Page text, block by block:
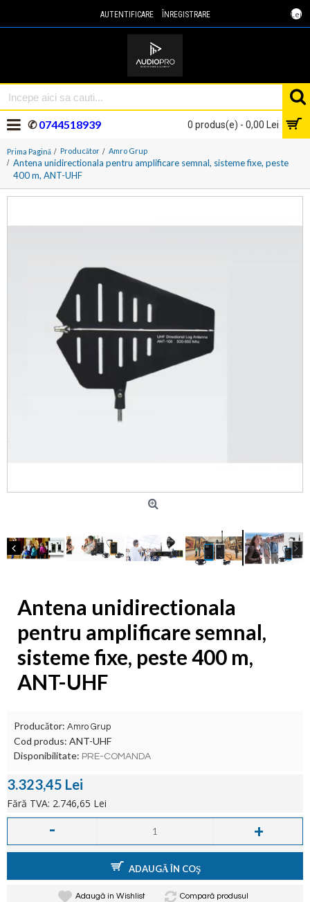
Lei
AUTENTIFICARE ÎNREGISTRARE
0 produs(e) - 0,00 Lei
✆0744518939
Prima Pagină Producător Amro Grup
Antena unidirectionala pentru amplificare semnal, sisteme fixe, peste
400 m, ANT-UHF
Antena unidirectionala
pentru amplificare semnal,
sisteme fixe, peste 400 m,
ANT-UHF
Producător: Amro Grup
Cod produs: ANT-UHF
Disponibilitate: PRE-COMANDA
3.323,45 Lei
Fără TVA: 2.746,65 Lei
- +
ADAUGĂ ÎN COŞ
Adaugă in Wishlist Compară produsul